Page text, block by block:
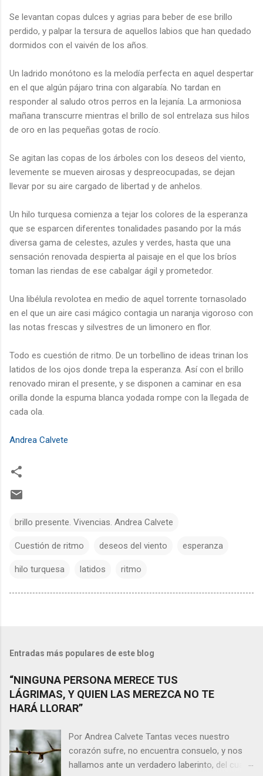
Se levantan copas dulces y agrias para beber de ese brillo
perdido, y palpar la tersura de aquellos labios que han quedado
dormidos con el vaivén de los años.
Un ladrido monótono es la melodía perfecta en aquel despertar
en el que algún pájaro trina con algarabía. No tardan en
responder al saludo otros perros en la lejanía. La armoniosa
mañana transcurre mientras el brillo de sol entrelaza sus hilos
de oro en las pequeñas gotas de rocío.
Se agitan las copas de los árboles con los deseos del viento,
levemente se mueven airosas y despreocupadas, se dejan
llevar por su aire cargado de libertad y de anhelos.
Un hilo turquesa comienza a tejar los colores de la esperanza
que se esparcen diferentes tonalidades pasando por la más
diversa gama de celestes, azules y verdes, hasta que una
sensación renovada despierta al paisaje en el que los bríos
toman las riendas de ese cabalgar ágil y prometedor.
Una libélula revolotea en medio de aquel torrente tornasolado
en el que un aire casi mágico contagia un naranja vigoroso con
las notas frescas y silvestres de un limonero en flor.
Todo es cuestión de ritmo. De un torbellino de ideas trinan los
latidos de los ojos donde trepa la esperanza. Así con el brillo
renovado miran el presente, y se disponen a caminar en esa
orilla donde la espuma blanca yodada rompe con la llegada de
cada ola.
Andrea Calvete
brillo presente. Vivencias. Andrea Calvete
Cuestión de ritmo deseos del viento esperanza
hilo turquesa latidos ritmo
Entradas más populares de este blog
“NINGUNA PERSONA MERECE TUS
LÁGRIMAS, Y QUIEN LAS MEREZCA NO TE
HARÁ LLORAR”
Por Andrea Calvete Tantas veces nuestro
corazón sufre, no encuentra consuelo, y nos
hallamos ante un verdadero laberinto, del cual